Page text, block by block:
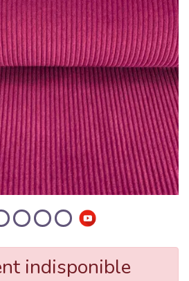
indisponible